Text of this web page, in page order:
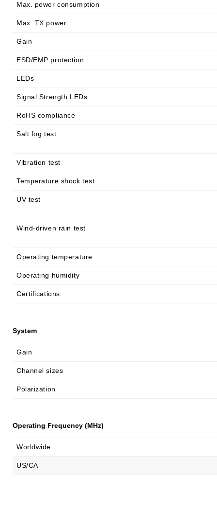
Max. power consumption
Max. TX power
Gain
ESD/EMP protection
LEDs
Signal Strength LEDs
RoHS compliance
Salt fog test
Vibration test
Temperature shock test
UV test
Wind-driven rain test
Operating temperature
Operating humidity
Certifications
System
Gain
Channel sizes
Polarization
Operating Frequency (MHz)
Worldwide
US/CA